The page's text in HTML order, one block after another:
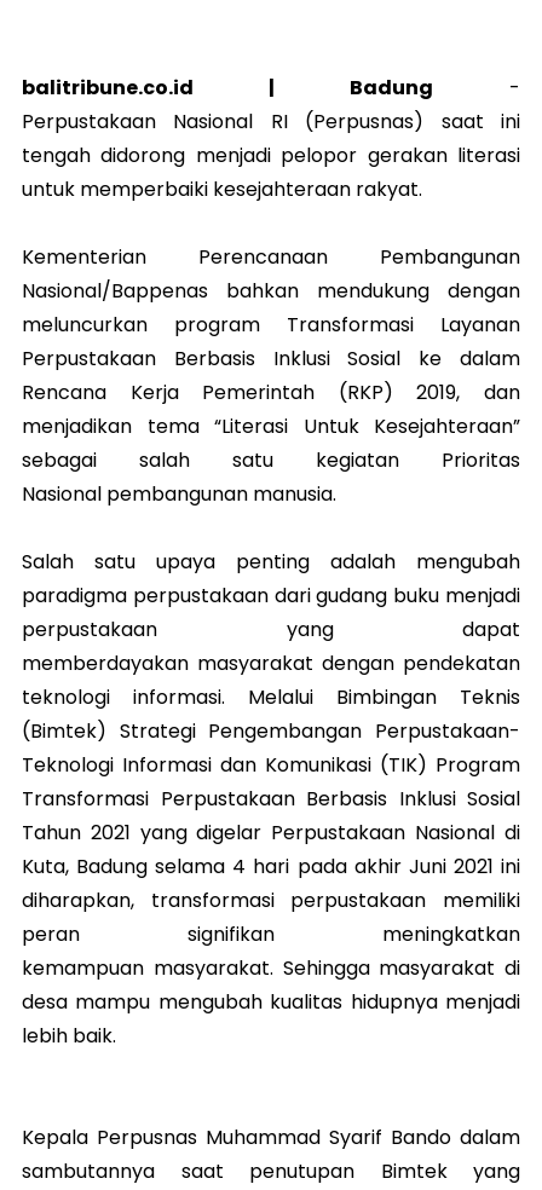
balitribune.co.id | Badung -
Perpustakaan Nasional RI (Perpusnas) saat ini
tengah didorong menjadi pelopor gerakan literasi
untuk memperbaiki kesejahteraan rakyat.
Kementerian Perencanaan Pembangunan
Nasional/Bappenas bahkan mendukung dengan
meluncurkan program Transformasi Layanan
Perpustakaan Berbasis Inklusi Sosial ke dalam
Rencana Kerja Pemerintah (RKP) 2019, dan
menjadikan tema “Literasi Untuk Kesejahteraan”
sebagai salah satu kegiatan Prioritas
Nasional pembangunan manusia.
Salah satu upaya penting adalah mengubah
paradigma perpustakaan dari gudang buku menjadi
perpustakaan yang dapat
memberdayakan masyarakat dengan pendekatan
teknologi informasi. Melalui Bimbingan Teknis
(Bimtek) Strategi Pengembangan Perpustakaan-
Teknologi Informasi dan Komunikasi (TIK) Program
Transformasi Perpustakaan Berbasis Inklusi Sosial
Tahun 2021 yang digelar Perpustakaan Nasional di
Kuta, Badung selama 4 hari pada akhir Juni 2021 ini
diharapkan, transformasi perpustakaan memiliki
peran signifikan meningkatkan
kemampuan masyarakat. Sehingga masyarakat di
desa mampu mengubah kualitas hidupnya menjadi
lebih baik.
Kepala Perpusnas Muhammad Syarif Bando dalam
sambutannya saat penutupan Bimtek yang